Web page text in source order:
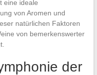
eine ideale
von Aromen und
natürlichen Faktoren
von bemerkenswerter
der